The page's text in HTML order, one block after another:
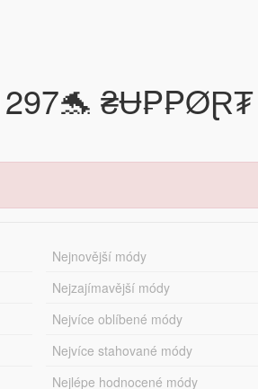
Nejnovější módy
Nejzajímavější módy
Nejvíce oblíbené módy
Nejvíce stahované módy
Nejlépe hodnocené módy